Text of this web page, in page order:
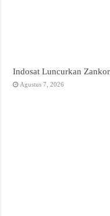
Indosat Luncurkan
Agustus 7, 2026